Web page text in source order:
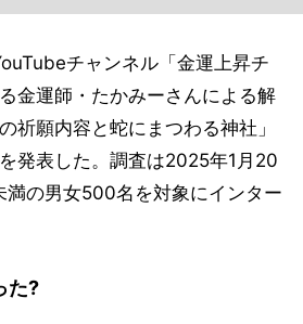
チャンネル「金運上昇チ
金運師・たかみーさんによる解
祈願内容と蛇にまつわる神社」
発表した。調査は2025年1月20
満の男女500名を対象にインター
た?